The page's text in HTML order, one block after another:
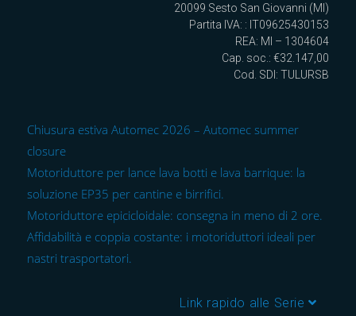
20099 Sesto San Giovanni (MI)
Partita IVA: : IT09625430153
REA: MI – 1304604
Cap. soc.: €32.147,00
Cod. SDI: TULURSB
Chiusura estiva Automec 2026 – Automec summer
closure
Motoriduttore per lance lava botti e lava barrique: la
soluzione EP35 per cantine e birrifici.
Motoriduttore epicicloidale: consegna in meno di 2 ore.
Affidabilità e coppia costante: i motoriduttori ideali per
nastri trasportatori.
Link rapido alle Serie